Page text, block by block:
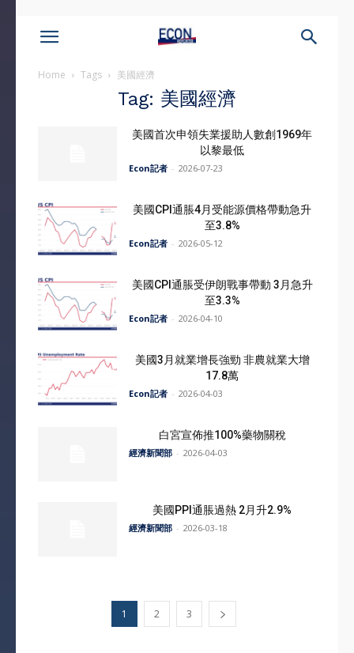
Home Tags 美國經濟
Tag: 美國經濟
美國首次申領失業援助人數創1969年
以黎最低
Econ記者 - 2026-07-23
美國CPI通脹4月受能源價格帶動急升
至3.8%
Econ記者 - 2026-05-12
美國CPI通脹受伊朗戰事帶動 3月急升
至3.3%
Econ記者 - 2026-04-10
美國3月就業增長強勁 非農就業大增
17.8萬
Econ記者 - 2026-04-03
白宮宣佈推100%藥物關稅
經濟新聞部 - 2026-04-03
美國PPI通脹過熱 2月升2.9%
經濟新聞部 - 2026-03-18
1 2 3